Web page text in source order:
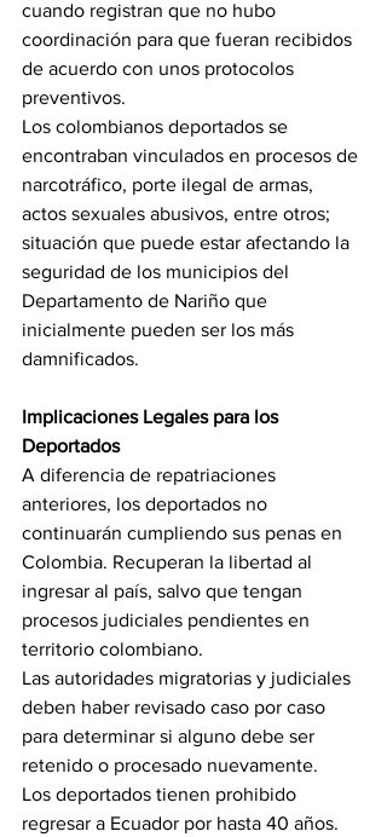
cuando registran que no hubo
coordinación para que fueran recibidos
de acuerdo con unos protocolos
preventivos.
Los colombianos deportados se
encontraban vinculados en procesos de
narcotráfico, porte ilegal de armas,
actos sexuales abusivos, entre otros;
situación que puede estar afectando la
seguridad de los municipios del
Departamento de Nariño que
inicialmente pueden ser los más
damnificados.
Implicaciones Legales para los
Deportados
A diferencia de repatriaciones
anteriores, los deportados no
continuarán cumpliendo sus penas en
Colombia. Recuperan la libertad al
ingresar al país, salvo que tengan
procesos judiciales pendientes en
territorio colombiano.
Las autoridades migratorias y judiciales
deben haber revisado caso por caso
para determinar si alguno debe ser
retenido o procesado nuevamente.
Los deportados tienen prohibido
regresar a Ecuador por hasta 40 años.